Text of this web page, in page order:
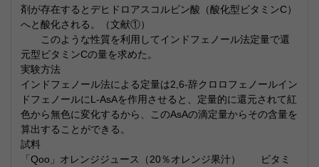
剤が存在するとデヒドロアスコルビン酸（酸化型ビタミンC）
へと酸化される。（文献①）
このような性質を利用してインドフェノール法定量で還
元型ビタミンCの量を求めた。
実験方法
インドフェノール法による定量は2,6-辞クロロフェノールイン
ドフェノールにL-AsAを作用させると、定量的に還元されて紅
色から無色に変化するから、このAsAの滴定量からその含量を
算出することができる。
試料
「Qoo」オレンジジュース（20％オレンジ果汁） ビタミ